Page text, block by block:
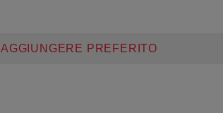
AGGIUNGERE PREFERITO